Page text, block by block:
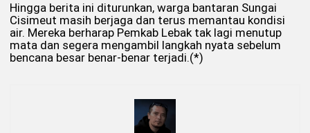
Hingga berita ini diturunkan, warga bantaran Sungai
Cisimeut masih berjaga dan terus memantau kondisi
air. Mereka berharap Pemkab Lebak tak lagi menutup
mata dan segera mengambil langkah nyata sebelum
bencana besar benar-benar terjadi.(*)